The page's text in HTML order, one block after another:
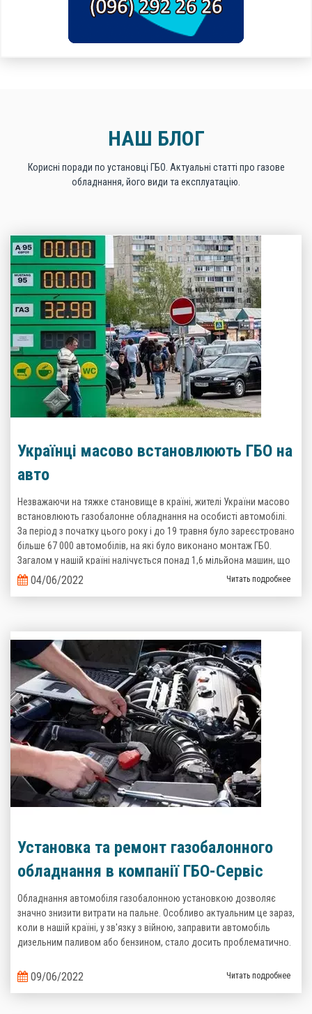
НАШ БЛОГ
Корисні поради по установці ГБО. Актуальні статті про газове
обладнання, його види та експлуатацію.
Українці масово встановлюють ГБО на
авто
Незважаючи на тяжке становище в країні, жителі України масово
встановлюють газобалонне обладнання на особисті автомобілі.
За період з початку цього року і до 19 травня було зареєстровано
більше 67 000 автомобілів, на які було виконано монтаж ГБО.
Загалом у нашій країні налічується понад 1,6 мільйона машин, що
пересуваються на зрідженому газі. Такі дані надані Головним
сервісним центром Міністерства Внутрішніх справ України.
04/06/2022 Читать подробнее
Установка та ремонт газобалонного
обладнання в компанії ГБО-Сервіс
Обладнання автомобіля газобалонною установкою дозволяє
значно знизити витрати на пальне. Особливо актуальним це зараз,
коли в нашій країні, у зв'язку з війною, заправити автомобіль
дизельним паливом або бензином, стало досить проблематично.
09/06/2022 Читать подробнее